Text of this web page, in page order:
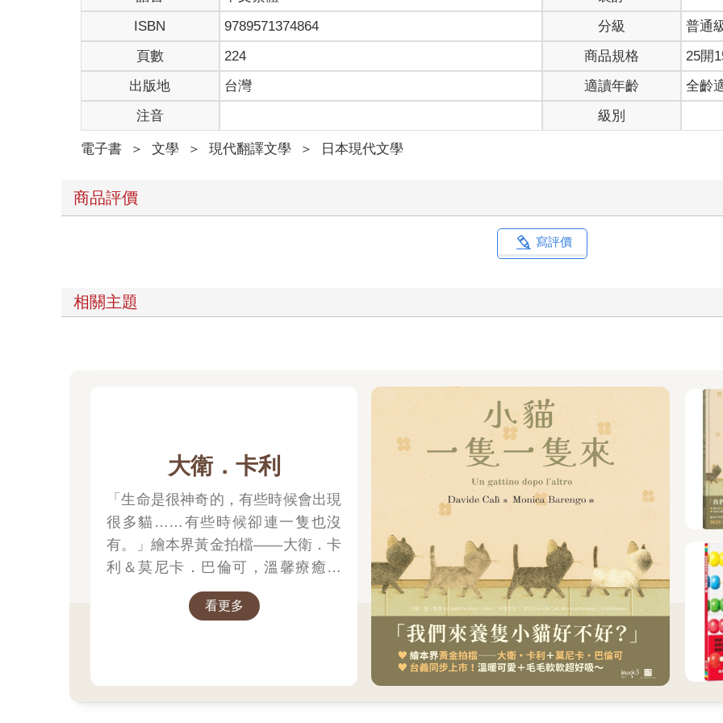
ISBN
9789571374864 分級
普通
頁數
224 商品規格
25開
出版地
台灣 適讀年齡
全齡
注音
級別
電子書 ＞ 文學 ＞ 現代翻譯文學 ＞ 日本現代文學
商品評價
寫評價
相關主題
大衛．卡利
「生命是很神奇的，有些時候會出現
很多貓……有些時候卻連一隻也沒
有。」繪本界黃金拍檔——大衛．卡
利＆莫尼卡．巴倫可，溫馨療癒新
作！繼《作家和他的狗》後，再次聯
手打造動人故事！看更多